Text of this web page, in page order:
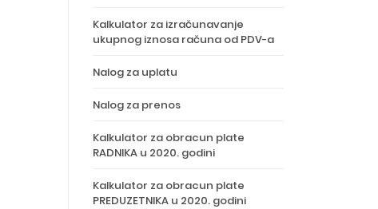
Kalkulator za izračunavanje
ukupnog iznosa računa od PDV-a
Nalog za uplatu
Nalog za prenos
Kalkulator za obracun plate
RADNIKA u 2020. godini
Kalkulator za obracun plate
PREDUZETNIKA u 2020. godini